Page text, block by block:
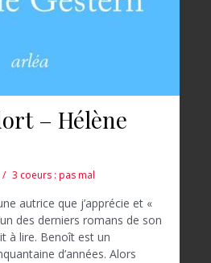
– Hélène
3 coeurs : pas mal
autrice que j’apprécie et «
des derniers romans de son
à lire. Benoît est un
d’années. Alors